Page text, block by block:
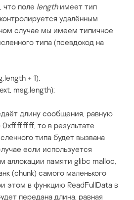
что поле lengthимеет тип
удалённым
случае мы имеем типичное
типа (псевдокод на
+ 1);
msg.length);
длину сообщения, равную
0xffffffff, то в результате
типа будет вызвана
если используется
аллокации памяти glibc malloc,
(chunk) самого маленького
этом в функцию ReadFullData в
передана длина, равная